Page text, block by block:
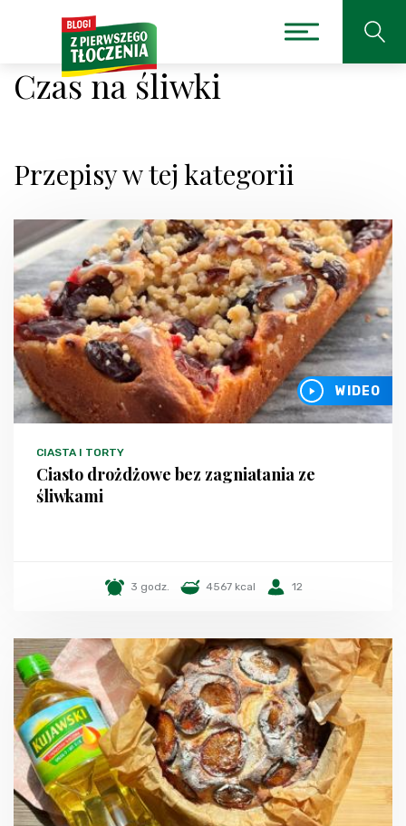
Czas na śliwki
Przepisy w tej kategorii
WIDEO
CIASTA I TORTY
Ciasto drożdżowe bez zagniatania ze
śliwkami
3 godz. 4567 kcal 12